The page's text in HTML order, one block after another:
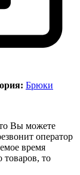
Брюки
Вы можете
оператор
время
товаров, то